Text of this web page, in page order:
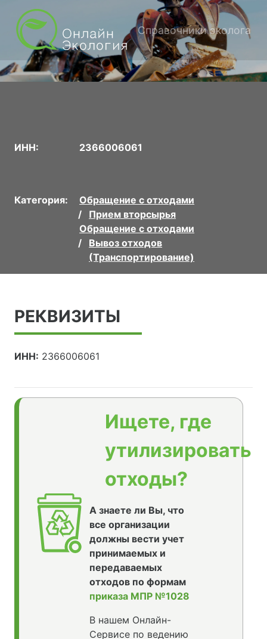
Справочники эколога
ИНН: 2366006061
Категория:
Обращение с отходами
Прием вторсырья
Обращение с отходами
Вывоз отходов
(Транспортирование)
РЕКВИЗИТЫ
ИНН: 2366006061
Ищете, где
утилизировать
отходы?
А знаете ли Вы, что
все организации
должны вести учет
принимаемых и
передаваемых
отходов по формам
приказа МПР №1028
В нашем Онлайн-
Сервисе по ведению